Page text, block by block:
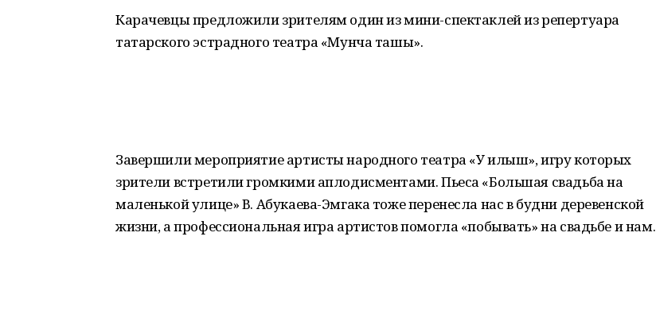
Карачевцы предложили зрителям один из мини-спектаклей из репертуара
татарского эстрадного театра «Мунча ташы».
Завершили мероприятие артисты народного театра «У илыш», игру которых
зрители встретили громкими аплодисментами. Пьеса «Большая свадьба на
маленькой улице» В. Абукаева-Эмгака тоже перенесла нас в будни деревенской
жизни, а профессиональная игра артистов помогла «побывать» на свадьбе и нам.